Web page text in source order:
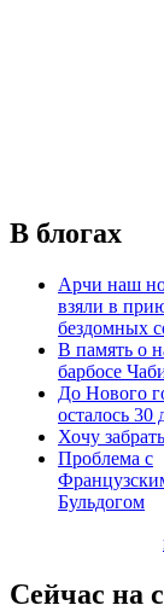
В блогах
Арчи наш
взяли в
бездомных
В память о
барбосе
До Нового
осталось 30
Хочу
Проблема с
Бульдогом
Сейчас на